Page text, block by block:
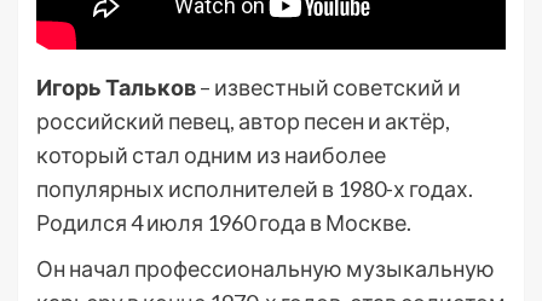
Игорь Тальков– известный советский и
российский певец, автор песен и актёр,
который стал одним из наиболее
популярных исполнителей в 1980-х годах.
Родился 4 июля 1960 года в Москве.
Он начал профессиональную музыкальную